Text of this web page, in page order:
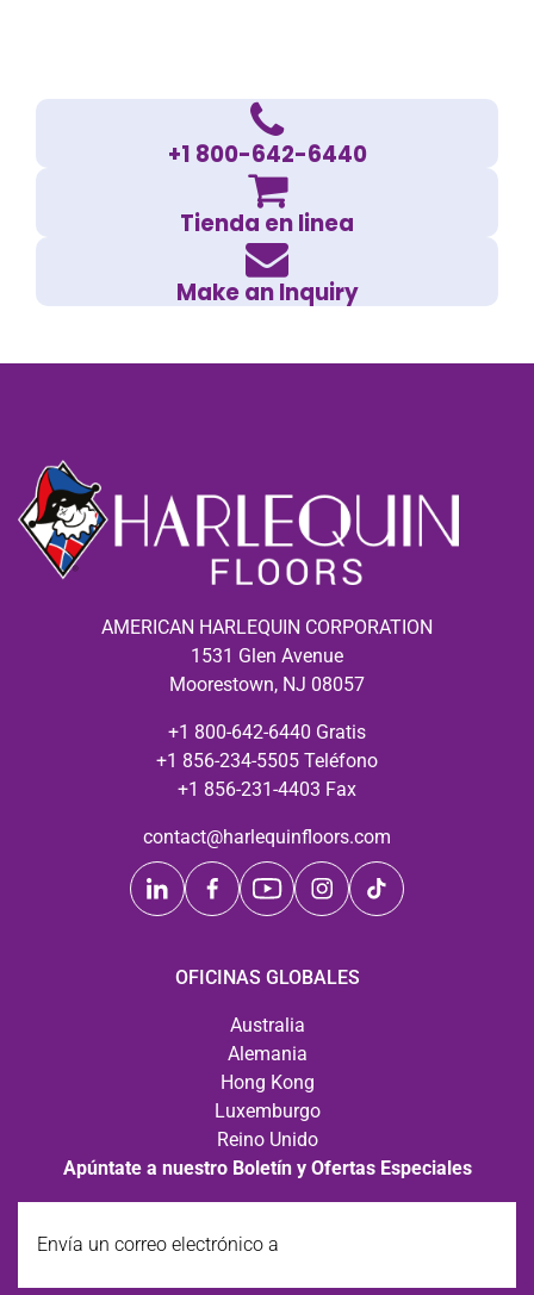
+1 800-642-6440
Tienda en linea
Make an Inquiry
AMERICAN HARLEQUIN CORPORATION
1531 Glen Avenue
Moorestown, NJ 08057
+1 800-642-6440 Gratis
+1 856-234-5505 Teléfono
+1 856-231-4403 Fax
contact@harlequinfloors.com
OFICINAS GLOBALES
Australia
Alemania
Hong Kong
Luxemburgo
Reino Unido
Apúntate a nuestro Boletín y Ofertas Especiales
un